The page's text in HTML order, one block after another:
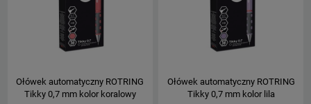
Ołówek automatyczny ROTRING
Tikky 0,7 mm kolor koralowy
Ołówek automatyczny ROTRING
Tikky 0,7 mm kolor lila